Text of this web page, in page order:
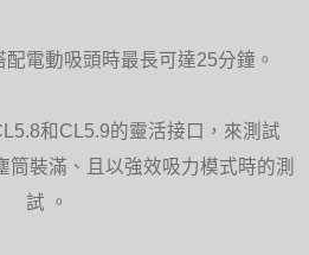
電動吸頭時最長可達25分鐘。
和CL5.9的靈活接口，來測試
筒裝滿、且以強效吸力模式時的測
試 。